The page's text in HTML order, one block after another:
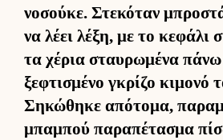
νοσού­κε. Στεκόταν
να λέει λέξη, με το κεφάλι
τα χέρια σταυ­ρωμένα
ξεφτισμένο γκρίζο κιμονό
Σηκώθηκε απότομα,
μπαμπού παραπέτασμα